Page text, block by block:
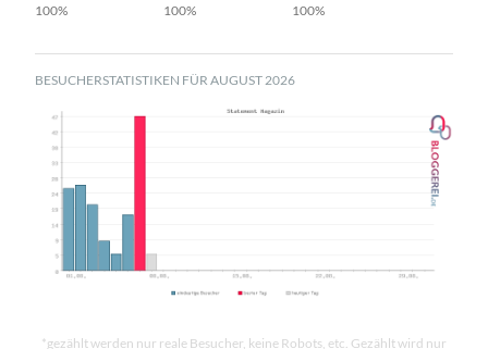
100%
100%
100%
BESUCHERSTATISTIKEN FÜR AUGUST 2026
*gezählt werden nur reale Besucher, keine Robots, etc. Gezählt wird nur